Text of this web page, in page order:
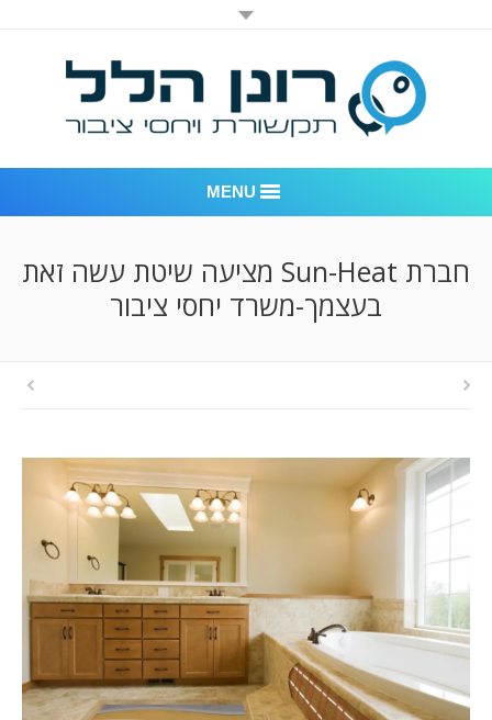
MENU
אודות החברה
המלצות
צור קשר
חברת Sun-Heat מציעה שיטת עשה זאת
בעצמך-משרד יחסי ציבור